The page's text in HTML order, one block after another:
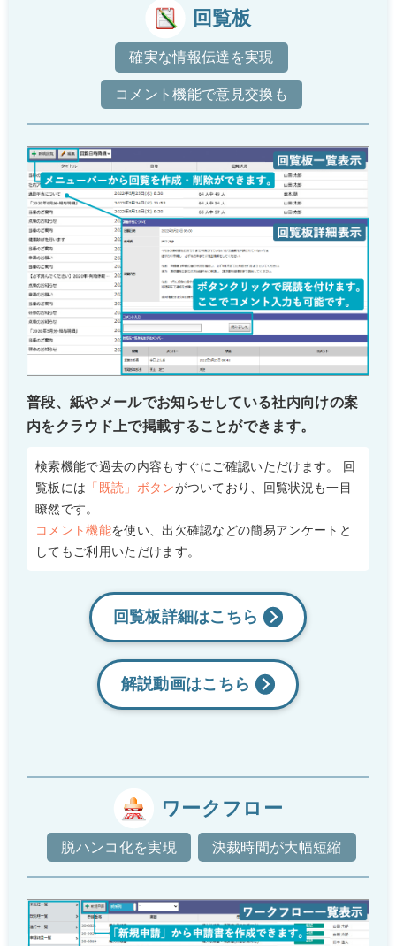
回覧板
確実な情報伝達を実現
コメント機能で意見交換も
普段、紙やメールでお知らせしている社内向けの案
内をクラウド上で掲載することができます。
検索機能で過去の内容もすぐにご確認いただけます。 回
覧板には 「既読」ボタンがついており、回覧状況も一目
瞭然です。
コメント機能を使い、出欠確認などの簡易アンケートと
してもご利用いただけます。
回覧板詳細はこちら
解説動画はこちら
ワークフロー
脱ハンコ化を実現 決裁時間が大幅短縮